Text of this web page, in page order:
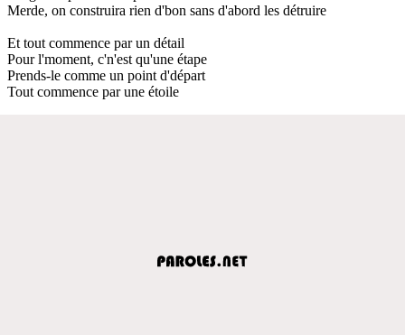
Merde, on construira rien d'bon sans d'abord les détruire
Et tout commence par un détail
Pour l'moment, c'n'est qu'une étape
Prends-le comme un point d'départ
Tout commence par une étoile